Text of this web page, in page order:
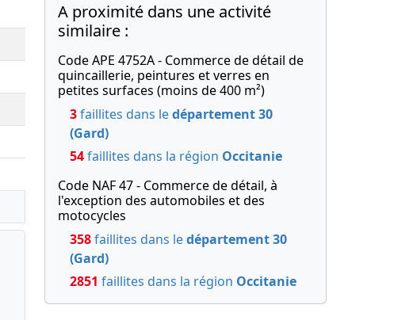
A proximité dans une activité
similaire :
Code APE 4752A - Commerce de détail de
quincaillerie, peintures et verres en
petites surfaces (moins de 400 m²)
3faillites dans ledépartement 30
(Gard)
54faillites dans la région Occitanie
Code NAF 47 - Commerce de détail, à
l'exception des automobiles et des
motocycles
358faillites dans ledépartement 30
(Gard)
2851 faillites dans la région Occitanie